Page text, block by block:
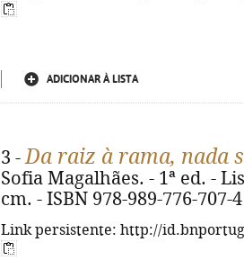
ADICIONAR À LISTA
3 -Da raiz à rama, nada
Sofia Magalhães. - 1ª ed. -
cm. - ISBN 978-989-776-707-4
Link persistente: http://